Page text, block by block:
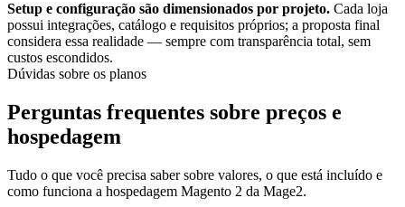
Setup e configuração são dimensionados por projeto. Cada loja
possui integrações, catálogo e requisitos próprios; a proposta final
considera essa realidade — sempre com transparência total, sem
custos escondidos.
Dúvidas sobre os planos
Perguntas frequentes sobre preços e
hospedagem
Tudo o que você precisa saber sobre valores, o que está incluído e
como funciona a hospedagem Magento 2 da Mage2.